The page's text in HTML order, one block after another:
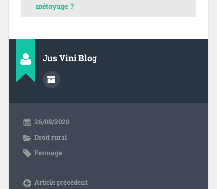
métayage ?
Jus Vini Blog
26/08/2020
Droit rural
Fermage
Article précédent